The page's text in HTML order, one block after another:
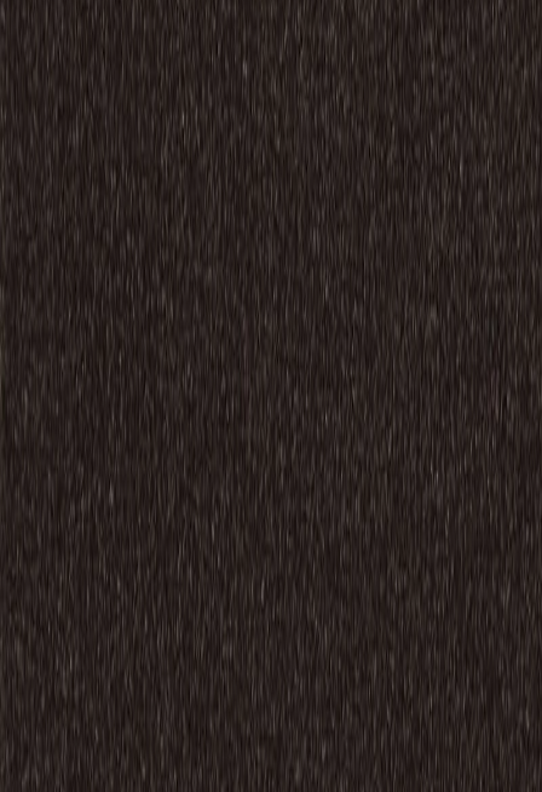
長納期(受注生産・輸入品)
サイズ
幅
1,000
(mm)
長さ
(mm)
厚み
8.9 (mm)
素材
ナイロン
安全性能
防炎規制(消防法) :
防炎
使用可能箇所
屋内（床）
関連リンク
公式サイト
公式カタログ